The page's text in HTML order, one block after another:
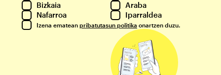
Bizkaia
Araba
Nafarroa
Iparraldea
Izena ematean pribatutasun politika onartzen duzu.